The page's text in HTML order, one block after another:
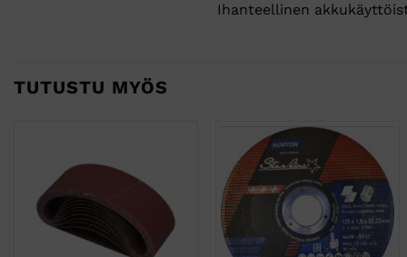
Ihanteellinen
TUTUSTU MYÖS